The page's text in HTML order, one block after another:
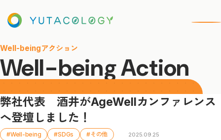
Well-beingアクション
Well-being Action
弊社代表 酒井がAgeWellカンファレンス
へ登壇しました！
#Well-being #SDGs #その他 2025.09.25